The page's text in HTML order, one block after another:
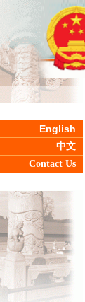
English
中文
Contact Us